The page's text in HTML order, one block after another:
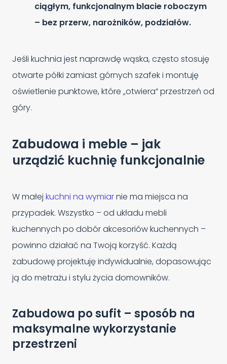
ciągłym, funkcjonalnym blacie roboczym
– bez przerw, narożników, podziałów.
Jeśli kuchnia jest naprawdę wąska, często stosuję
otwarte półki zamiast górnych szafek i montuję
oświetlenie punktowe, które „otwiera” przestrzeń od
góry.
Zabudowa i meble – jak
urządzić kuchnię funkcjonalnie
W małej kuchni na wymiarnie ma miejsca na
przypadek. Wszystko – od układu mebli
kuchennych po dobór akcesoriów kuchennych –
powinno działać na Twoją korzyść. Każdą
zabudowę projektuję indywidualnie, dopasowując
ją do metrażu i stylu życia domowników.
Zabudowa po sufit – sposób na
maksymalne wykorzystanie
przestrzeni